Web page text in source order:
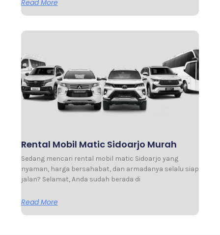
Read More
Rental Mobil Matic Sidoarjo Murah
Sedang mencari rental mobil matic Sidoarjo yang
nyaman, harga bersahabat, dan armadanya selalu siap
jalan? Selamat, Anda sudah berada di
Read More